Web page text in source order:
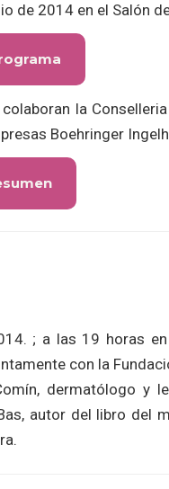
de 2014 en el Salón
colaboran la
Boehringer
; a las 19 horas
con la
dermatólogo y
autor del libro del